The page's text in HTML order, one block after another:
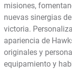
misiones,
nuevas sinergias
victoria.
apariencia de
originales y
equipamiento y